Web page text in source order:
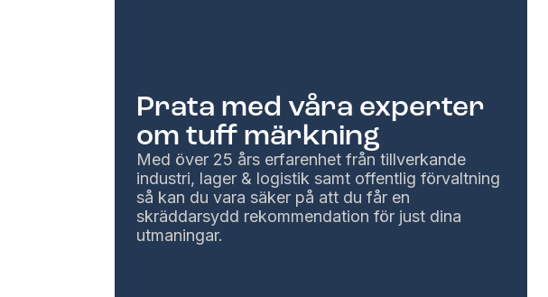
Prata med våra experter
om tuff märkning
Med över 25 års erfarenhet från tillverkande
industri, lager & logistik samt offentlig förvaltning
så kan du vara säker på att du får en
skräddarsydd rekommendation för just dina
utmaningar.